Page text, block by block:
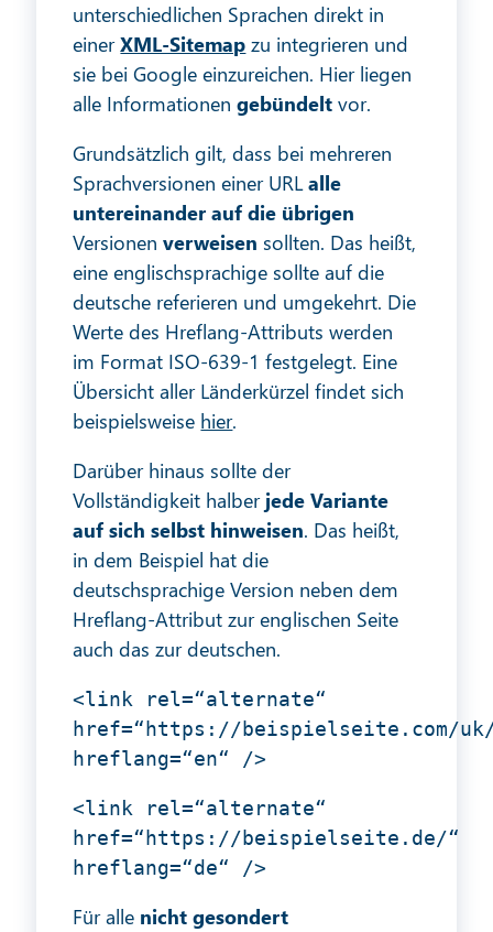
unterschiedlichen Sprachen direkt in
einerXML-Sitemap zu integrieren und
sie bei Google einzureichen. Hier liegen
alle Informationengebündelt vor.
Grundsätzlich gilt, dass bei mehreren
Sprachversionen einer URLalle
untereinander auf die übrigen
Versionenverweisen sollten. Das heißt,
eine englischsprachige sollte auf die
deutsche referieren und umgekehrt. Die
Werte des Hreflang-Attributs werden
im Format ISO-639-1 festgelegt. Eine
Übersicht aller Länderkürzel findet sich
beispielsweise hier.
Darüber hinaus sollte der
Vollständigkeit halber jede Variante
auf sich selbst hinweisen. Das heißt,
in dem Beispiel hat die
deutschsprachige Version neben dem
Hreflang-Attribut zur englischen Seite
auch das zur deutschen.
<link rel=“alternate“
href=“https://beispielseite.com/
hreflang=“en“ />
<link rel=“alternate“
href=“https://beispielseite.de/“
hreflang=“de“ />
Für alle nicht gesondert